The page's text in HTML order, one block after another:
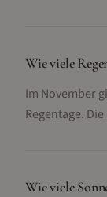
Wie viele
Im November
Regentage.
Wie viele